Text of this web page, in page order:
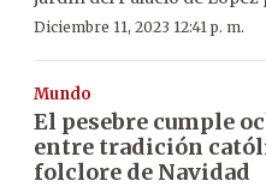
Diciembre 11, 2023 12:41 p. m.
Mundo
El pesebre cumple
entre tradición
folclore de Navidad